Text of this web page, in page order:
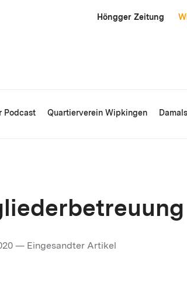
Höngger Zeitung
Podcast Quartierverein Wipkingen Damals
— Eingesandter Artikel